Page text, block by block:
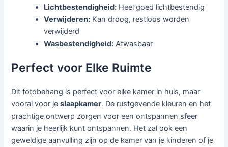
Lichtbestendigheid: Heel goed lichtbestendig
Verwijderen: Kan droog, restloos worden
verwijderd
Wasbestendigheid: Afwasbaar
Perfect voor Elke Ruimte
Dit fotobehang is perfect voor elke kamer in huis, maar
vooral voor jeslaapkamer. De rustgevende kleuren en het
prachtige ontwerp zorgen voor een ontspannen sfeer
waarin je heerlijk kunt ontspannen. Het zal ook een
geweldige aanvulling zijn op de kamer van je kinderen of je